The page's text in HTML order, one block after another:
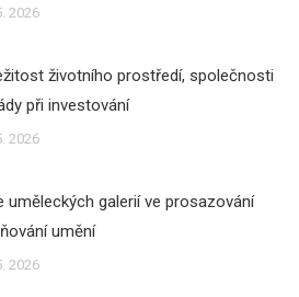
2026
životního prostředí, společnosti
při investování
2026
uměleckých galerií ve prosazování
umění
2026